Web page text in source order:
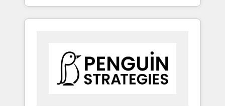
We offer project-based and managed
services engagements that include new
extensibility, custom development, and
ongoing RevOps support.
réussi leur transformation. Le problème ?
58% des dirigeants savent que l'IA est vitale
leurs données. C'est le paradoxe français :
conscience totale, action nulle. La solution
s'appelle l'Entreprise Augmentée. Ce n'est pas